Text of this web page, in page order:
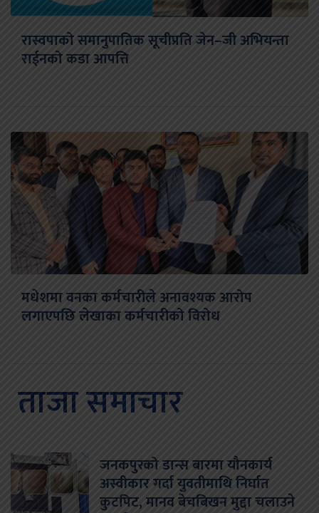
रास्वपाको समानुपातिक सूचीप्रति जेन–जी अभियन्ता
राईनको कडा आपत्ति
मधेशमा वनका कर्मचारीले अनावश्यक आरोप
लगाएपछि लेखाका कर्मचारीको विरोध
ताजा समाचार
जनकपुरको डान्स बारमा यौनकार्य
अस्वीकार गर्दा युवतीमाथि निर्घात
कुटपिट, मानव बेचबिखन मुद्दा चलाउने